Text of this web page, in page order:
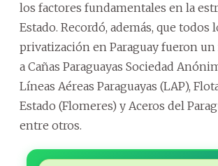
los factores fundamentales en la
Estado. Recordó, además, que todos
privatización en Paraguay fueron un
a Cañas Paraguayas Sociedad
Líneas Aéreas Paraguayas (LAP),
Estado (Flomeres) y Aceros del
entre otros.